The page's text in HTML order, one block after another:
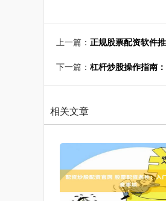
上一篇： 正规股票配资软件
下一篇： 杠杆炒股操作指南
相关文章